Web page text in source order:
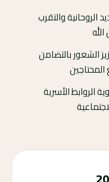
الروحانية والتقرب
الشعور بالتضامن
الروابط الأسرية